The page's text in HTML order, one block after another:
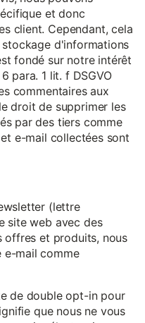
et donc
client. Cependant, cela
d'informations
fondé sur notre intérêt
para. 1 lit. f DSGVO
commentaires aux
droit de supprimer les
par des tiers comme
e-mail collectées sont
(lettre
site web avec des
offres et produits, nous
e-mail comme
de double opt-in pour
que nous ne vous